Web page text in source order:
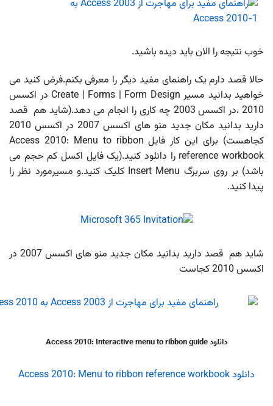
الان باید دیده باشید.
یک راهنمای مفید دیگر را معرفی بکنم.فرض کنید می
خواهید بدانید مسیر Create | Forms | Form Design در اکسس
2010 ،در اکسس 2003 چه کاری را انجام می دهد.(شاید هم قصد
دارید بدانید مکان جدید منو های اکسس 2007 در اکسس 2010
کجاهست) برای این کار فایل Access 2010: Menu to ribbon
reference workbook را دانلود کنید.(یک فایل اکسل کم حجم می
باشد) بر روی سربرگ Insert Menu کلیک کنید.و مسیرمورد نظر را
شاید هم قصد دارید بدانید مکان جدید منو های اکسس 2007 در